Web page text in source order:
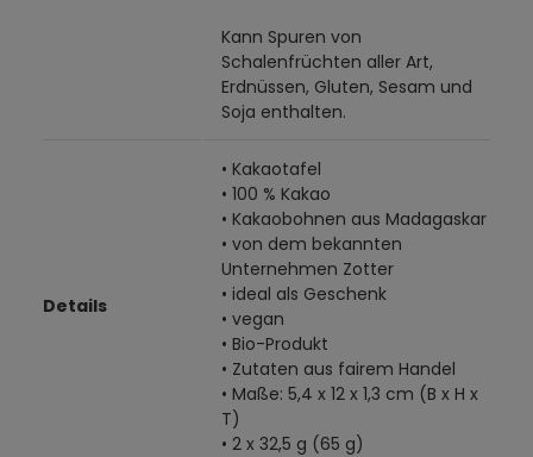
Kann Spuren von
Schalenfrüchten aller Art,
Erdnüssen, Gluten, Sesam und
Soja enthalten.
Details
• Kakaotafel
• 100 % Kakao
• Kakaobohnen aus Madagaskar
• von dem bekannten
Unternehmen Zotter
• ideal als Geschenk
• vegan
• Bio-Produkt
• Zutaten aus fairem Handel
• Maße: 5,4 x 12 x 1,3 cm (B x H x
T)
• 2 x 32,5 g (65 g)